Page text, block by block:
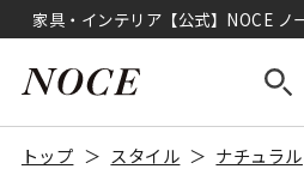
家具・インテリア【公式】NOCE ノ
トップ スタイル ナチュラル